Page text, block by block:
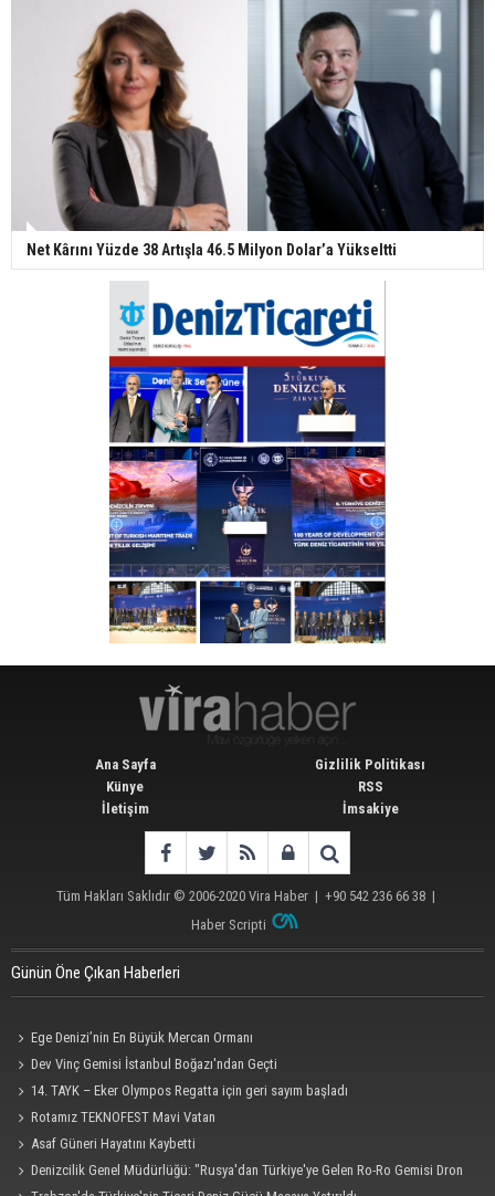
Net Kârını Yüzde 38 Artışla 46.5 Milyon Dolar’a Yükseltti
Ana Sayfa
Künye
İletişim
Gizlilik Politikası
RSS
İmsakiye
Tüm Hakları Saklıdır © 2006-2020 Vira Haber | +90 542 236 66 38 |
Haber Scripti
Günün Öne Çıkan Haberleri
Ege Denizi’nin En Büyük Mercan Ormanı
Dev Vinç Gemisi İstanbul Boğazı'ndan Geçti
14. TAYK – Eker Olympos Regatta için geri sayım başladı
Rotamız TEKNOFEST Mavi Vatan
Asaf Güneri Hayatını Kaybetti
Denizcilik Genel Müdürlüğü: "Rusya'dan Türkiye'ye Gelen Ro-Ro Gemisi Dron